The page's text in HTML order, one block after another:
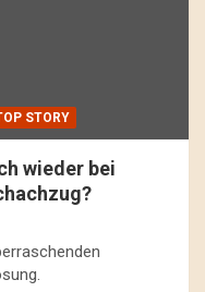
STORY
wieder bei